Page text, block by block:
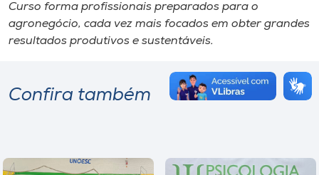
Curso forma profissionais preparados para o
agronegócio, cada vez mais focados em obter grandes
resultados produtivos e sustentáveis.
Confira também